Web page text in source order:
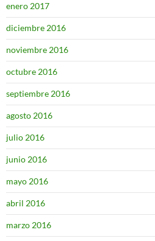
enero 2017
diciembre 2016
noviembre 2016
octubre 2016
septiembre 2016
agosto 2016
julio 2016
junio 2016
mayo 2016
abril 2016
marzo 2016